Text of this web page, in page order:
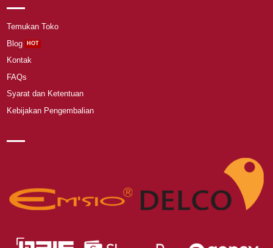
Temukan Toko
Blog
Kontak
FAQs
Syarat dan Ketentuan
Kebijakan Pengembalian